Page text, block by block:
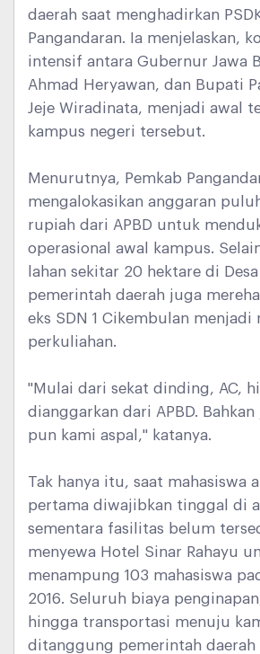
daerah saat menghadirkan
Pangandaran. Ia menjelaskan,
intensif antara Gubernur Jawa
Ahmad Heryawan, dan Bupati
Jeje Wiradinata, menjadi awal
kampus negeri tersebut.
Menurutnya, Pemkab
mengalokasikan anggaran
rupiah dari APBD untuk
operasional awal kampus.
lahan sekitar 20 hektare di
pemerintah daerah juga
eks SDN 1 Cikembulan menjadi
perkuliahan.
"Mulai dari sekat dinding, AC,
dianggarkan dari APBD. Bahkan
pun kami aspal," katanya.
Tak hanya itu, saat mahasiswa
pertama diwajibkan tinggal di
sementara fasilitas belum
menyewa Hotel Sinar Rahayu
menampung 103 mahasiswa
2016. Seluruh biaya
hingga transportasi menuju
ditanggung pemerintah daerah